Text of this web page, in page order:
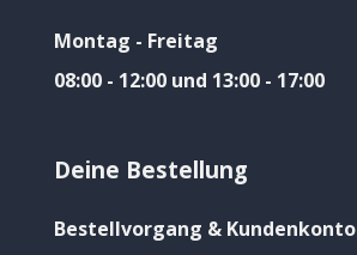
Montag - Freitag
08:00 - 12:00 und 13:00 - 17:00
Deine Bestellung
Bestellvorgang & Kundenkonto